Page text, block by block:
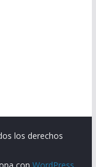
los derechos